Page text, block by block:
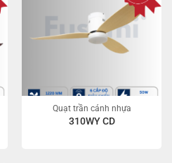
Quạt trần cánh nhựa
310WY CD